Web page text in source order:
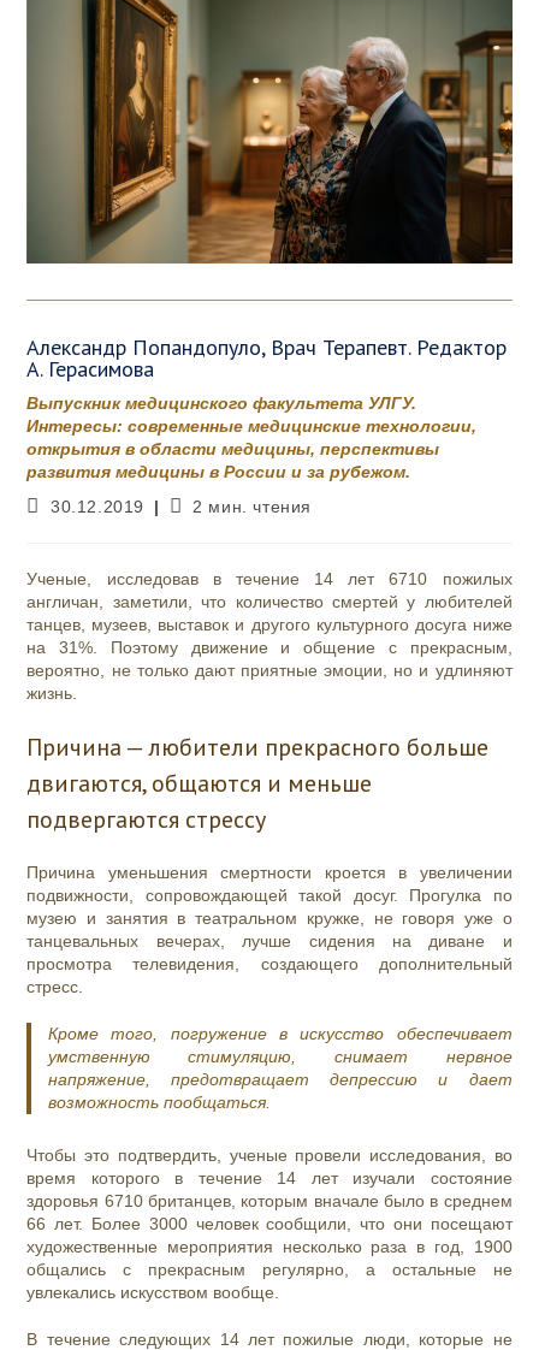
Александр Попандопуло, Врач Терапевт. Редактор
А. Герасимова
Выпускник медицинского факультета УЛГУ.
Интересы: современные медицинские технологии,
открытия в области медицины, перспективы
развития медицины в России и за рубежом.
Запись
30.12.2019
Время
2 мин. чтения
Ученые, исследовав в течение 14 лет 6710 пожилых
англичан, заметили, что количество смертей у любителей
танцев, музеев, выставок и другого культурного досуга ниже
на 31%. Поэтому движение и общение с прекрасным,
вероятно, не только дают приятные эмоции, но и удлиняют
жизнь.
Причина — любители прекрасного больше
двигаются, общаются и меньше
подвергаются стрессу
Причина уменьшения смертности кроется в увеличении
подвижности, сопровождающей такой досуг. Прогулка по
музею и занятия в театральном кружке, не говоря уже о
танцевальных вечерах, лучше сидения на диване и
просмотра телевидения, создающего дополнительный
стресс.
Кроме того, погружение в искусство обеспечивает
умственную стимуляцию, снимает нервное
напряжение, предотвращает депрессию и дает
возможность пообщаться.
Чтобы это подтвердить, ученые провели исследования, во
время которого в течение 14 лет изучали состояние
здоровья 6710 британцев, которым вначале было в среднем
66 лет. Более 3000 человек сообщили, что они посещают
художественные мероприятия несколько раза в год, 1900
общались с прекрасным регулярно, а остальные не
увлекались искусством вообще.
В течение следующих 14 лет пожилые люди, которые не